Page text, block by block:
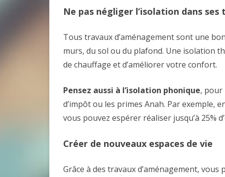
Ne pas négliger l’isolation dans ses
Tous travaux d’aménagement sont une
murs, du sol ou du plafond. Une isolation
de chauffage et d’améliorer votre confort.
Pensez aussi à l’isolation phonique, pour
d’impôt ou les primes Anah. Par exemple,
vous pouvez espérer réaliser jusqu’à 25%
Créer de nouveaux espaces de vie
Grâce à des travaux d’aménagement,